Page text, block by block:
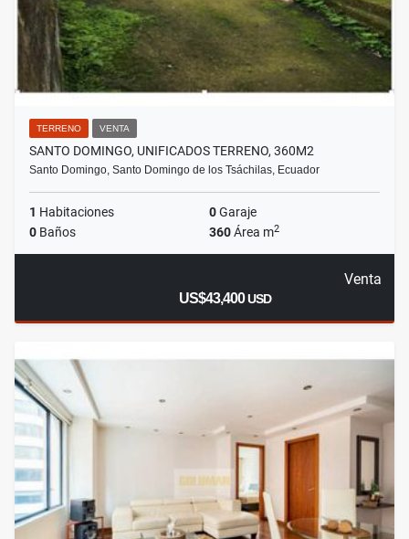
TERRENO VENTA
SANTO DOMINGO, UNIFICADOS TERRENO, 360M2
Santo Domingo, Santo Domingo de los Tsáchilas, Ecuador
1 Habitaciones 0Garaje
0 Baños 360Área m2
Venta
US$43,400USD